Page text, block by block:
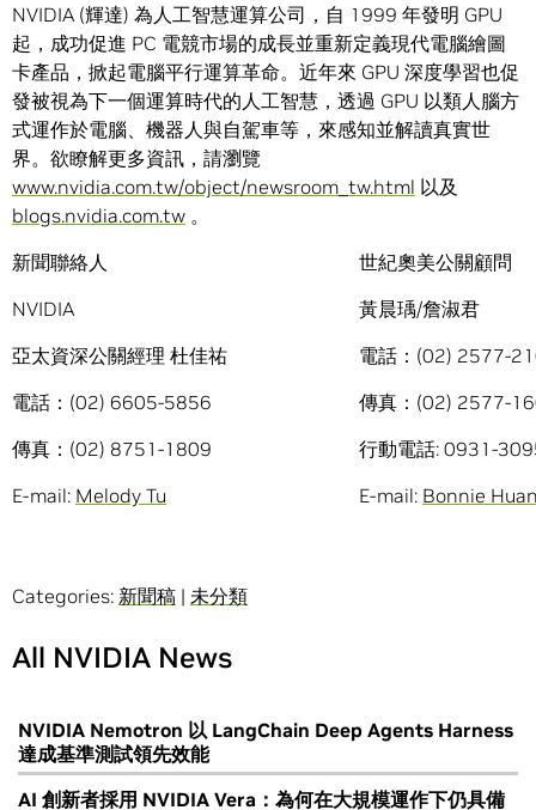
NVIDIA (輝達) 為人工智慧運算公司，自 1999 年發明 GPU
起，成功促進 PC 電競市場的成長並重新定義現代電腦繪圖
卡產品，掀起電腦平行運算革命。近年來 GPU 深度學習也促
發被視為下一個運算時代的人工智慧，透過 GPU 以類人腦方
式運作於電腦、機器人與自駕車等，來感知並解讀真實世
界。欲瞭解更多資訊，請瀏覽
www.nvidia.com.tw/object/newsroom_tw.html 以及
blogs.nvidia.com.tw 。
新聞聯絡人
NVIDIA
亞太資深公關經理 杜佳祐
電話：(02) 6605-5856
傳真：(02) 8751-1809
E-mail: Melody Tu
世紀奧美公關顧問
黃晨瑀/詹淑君
電話：(02) 2577-
傳真：(02) 2577-
行動電話: 0931-
E-mail: Bonnie
Categories: 新聞稿 | 未分類
All NVIDIA News
NVIDIA Nemotron 以 LangChain Deep Agents Harness
達成基準測試領先效能
AI 創新者採用 NVIDIA Vera：為何在大規模運作下仍具備